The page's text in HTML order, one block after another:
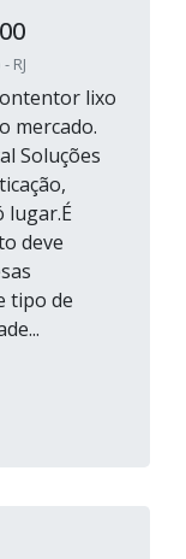
RJ
lixo
mercado.
Soluções
lugar.É
deve
tipo de